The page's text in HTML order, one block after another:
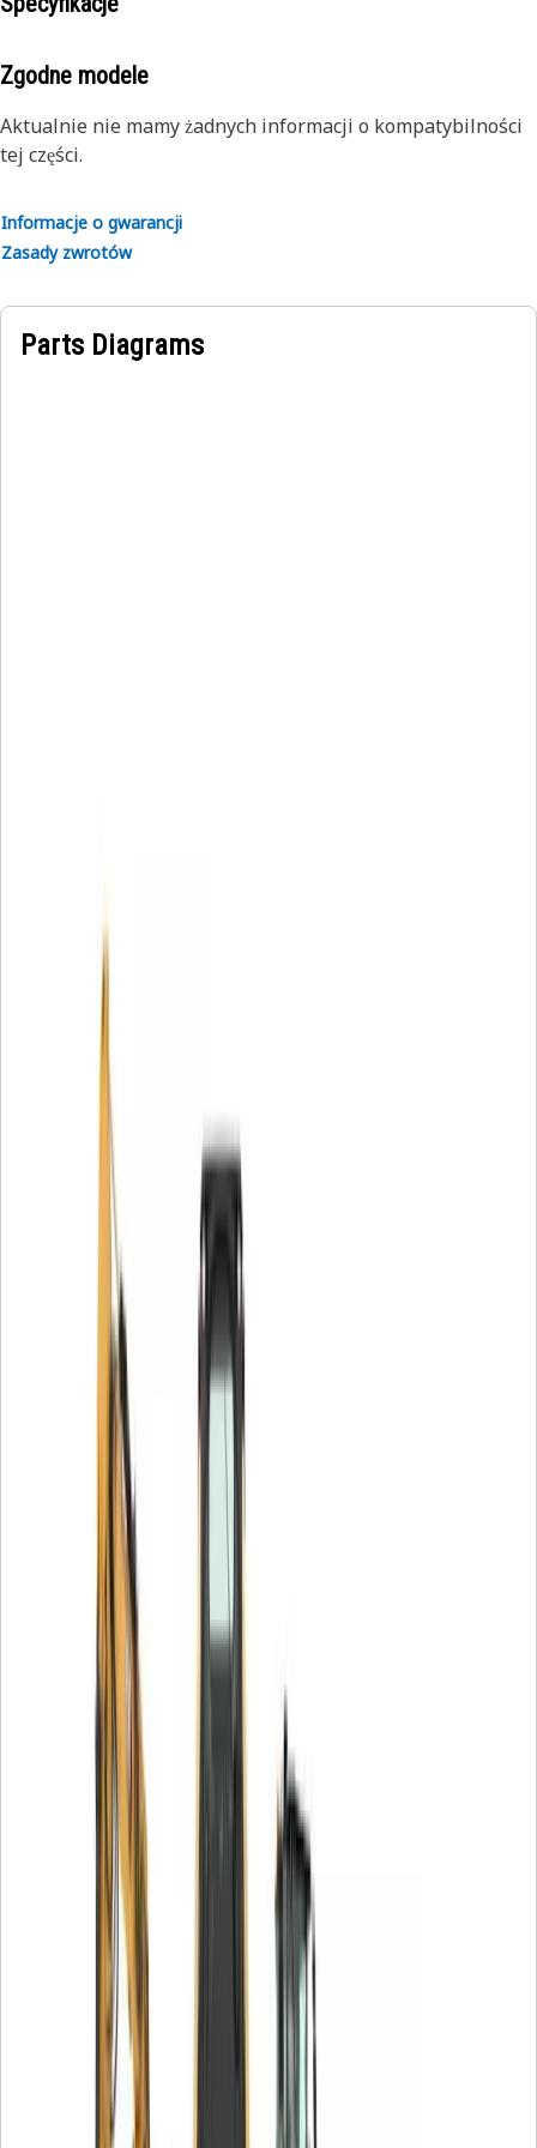
Zgodne modele
Aktualnie nie mamy żadnych informacji o kompatybilności
tej części.
Informacje o gwarancji
Zasady zwrotów
Parts Diagrams